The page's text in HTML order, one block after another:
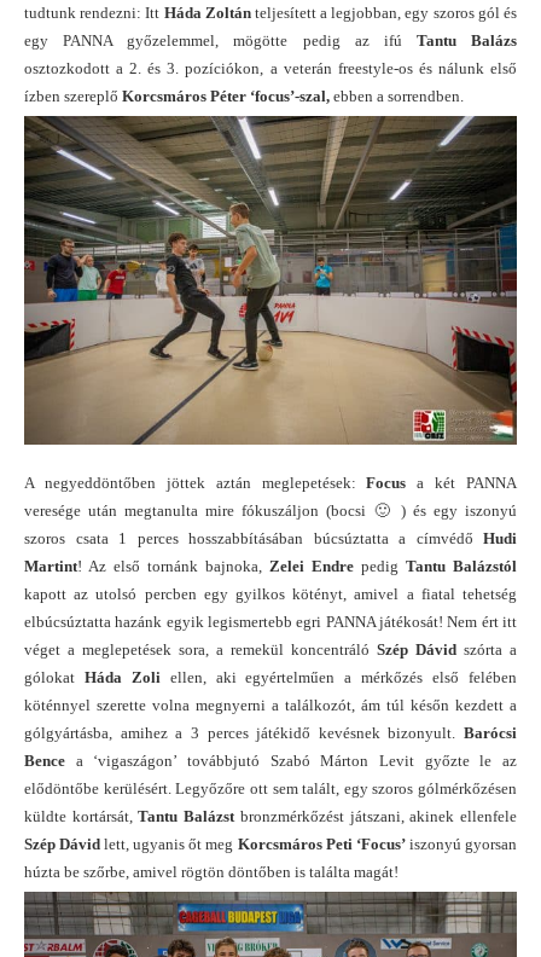
tudtunk rendezni: Itt Háda Zoltánteljesített a legjobban, egy szoros gól és
egy PANNA győzelemmel, mögötte pedig az ifú Tantu Balázs
osztozkodott a 2. és 3. pozíciókon, a veterán freestyle-os és nálunk első
ízben szereplő Korcsmáros Péter ‘focus’-szal, ebben a sorrendben.
A negyeddöntőben jöttek aztán meglepetések:Focus a két PANNA
veresége után megtanulta mire fókuszáljon (bocsi 🙂 ) és egy iszonyú
szoros csata 1 perces hosszabbításában búcsúztatta a címvédő Hudi
Martint! Az első tornánk bajnoka, Zelei Endre pedig Tantu Balázstól
kapott az utolsó percben egy gyilkos kötényt, amivel a fiatal tehetség
elbúcsúztatta hazánk egyik legismertebb egri PANNA játékosát! Nem ért itt
véget a meglepetések sora, a remekül koncentráló Szép Dávid szórta a
gólokat Háda Zoliellen, aki egyértelműen a mérkőzés első felében
köténnyel szerette volna megnyerni a találkozót, ám túl későn kezdett a
gólgyártásba, amihez a 3 perces játékidő kevésnek bizonyult. Barócsi
Bence a ‘vigaszágon’ továbbjutó Szabó Márton Levit győzte le az
elődöntőbe kerülésért. Legyőzőre ott sem talált, egy szoros gólmérkőzésen
küldte kortársát,Tantu Balázstbronzmérkőzést játszani, akinek ellenfele
Szép Dávid lett, ugyanis őt meg Korcsmáros Peti ‘Focus’iszonyú gyorsan
húzta be szőrbe, amivel rögtön döntőben is találta magát!